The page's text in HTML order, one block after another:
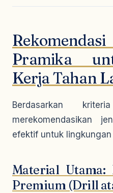
Pramika
Kerja Tahan
Berdasarkan
merekomendasikan
efektif untuk lingkungan
Material Utama:
Premium (Drill